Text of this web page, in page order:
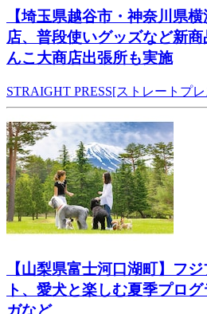
【埼玉県越谷市・神奈川県
店、普段使いグッズなど新
んこ大商店出張所も実施
STRAIGHT PRESS[ストレートプ
【山梨県富士河口湖町】フ
ト、愛犬と楽しむ夏季プロ
ガなど